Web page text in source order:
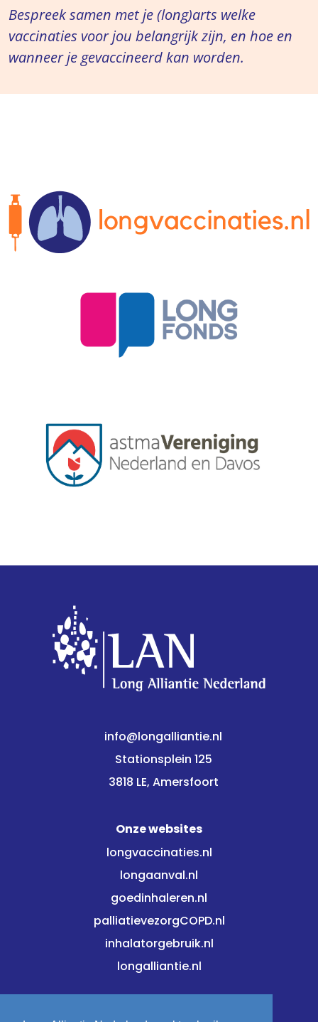
Bespreek samen met je (long)arts welke
vaccinaties voor jou belangrijk zijn, en hoe en
wanneer je gevaccineerd kan worden.
info@longalliantie.nl
Stationsplein 125
3818 LE, Amersfoort
Onze websites
longvaccinaties.nl
longaanval.nl
goedinhaleren.nl
palliatievezorgCOPD.nl
inhalatorgebruik.nl
longalliantie.nl